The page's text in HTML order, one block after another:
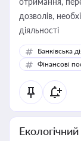
дозволів,
діяльності
Банківська
Фінансові